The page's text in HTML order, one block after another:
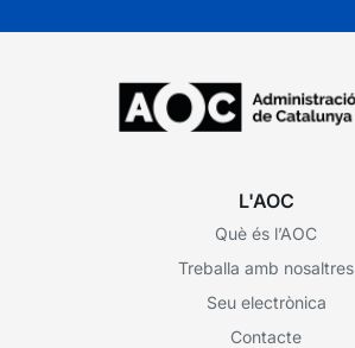
L'AOC
Què és l’AOC
Treballa amb nosaltres
Seu electrònica
Contacte